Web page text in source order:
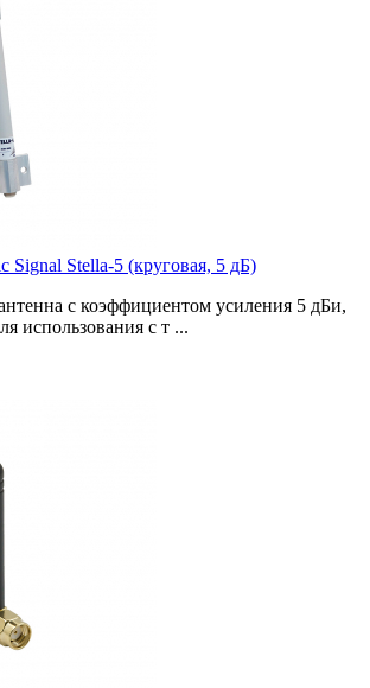
Signal Stella-5 (круговая, 5 дБ)
с коэффициентом усиления 5 дБи,
использования с т ...